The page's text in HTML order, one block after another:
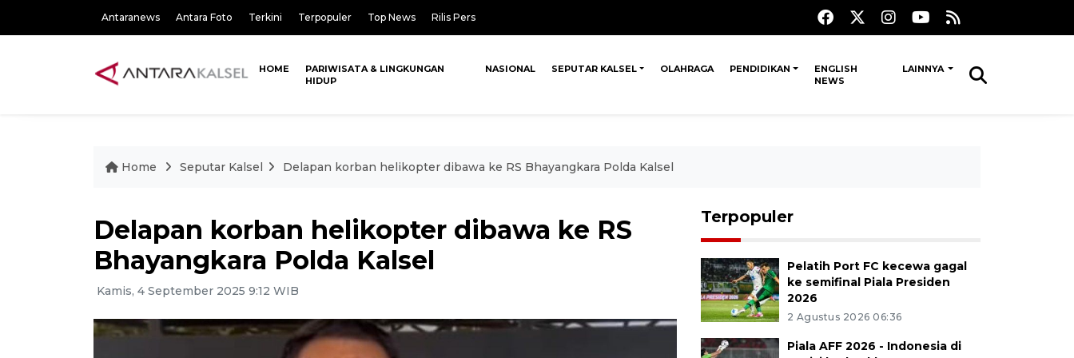
Antaranews Antara Foto Terkini Terpopuler Top News Rilis Pers
HOME
PARIWISATA & LINGKUNGAN
HIDUP
NASIONAL SEPUTAR KALSEL OLAHRAGA PENDIDIKAN
ENGLISH
NEWS
LAINNYA
Home Seputar Kalsel Delapan korban helikopter dibawa ke RS Bhayangkara Polda Kalsel
Delapan korban helikopter dibawa ke RS
Bhayangkara Polda Kalsel
Kamis, 4 September 2025 9:12 WIB
Terpopuler
Pelatih Port FC kecewa gagal
ke semifinal Piala Presiden
2026
2 Agustus 2026 06:36
Piala AFF 2026 - Indonesia di